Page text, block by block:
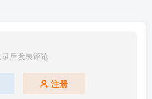
后发表评论
注册